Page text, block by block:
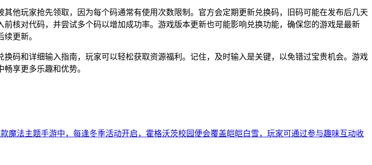
他玩家抢先领取，因为每个码通常有使用次数限制。官方会定期更新兑换码，旧码可能在发布后几天
核对代码，并尝试多个码以增加成功率。游戏版本更新也可能影响兑换功能，确保您的游戏是最新
更新。
码和详细输入指南，玩家可以轻松获取资源福利。记住，及时输入是关键，以免错过宝贵机会。游戏
享更多乐趣和优势。
魔法主题手游中，每逢冬季活动开启，霍格沃茨校园便会覆盖皑皑白雪，玩家可通过参与趣味互动收